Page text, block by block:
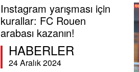
Instagram yarışması için
kurallar: FC Rouen
arabası kazanın!
HABERLER
24 Aralık 2024